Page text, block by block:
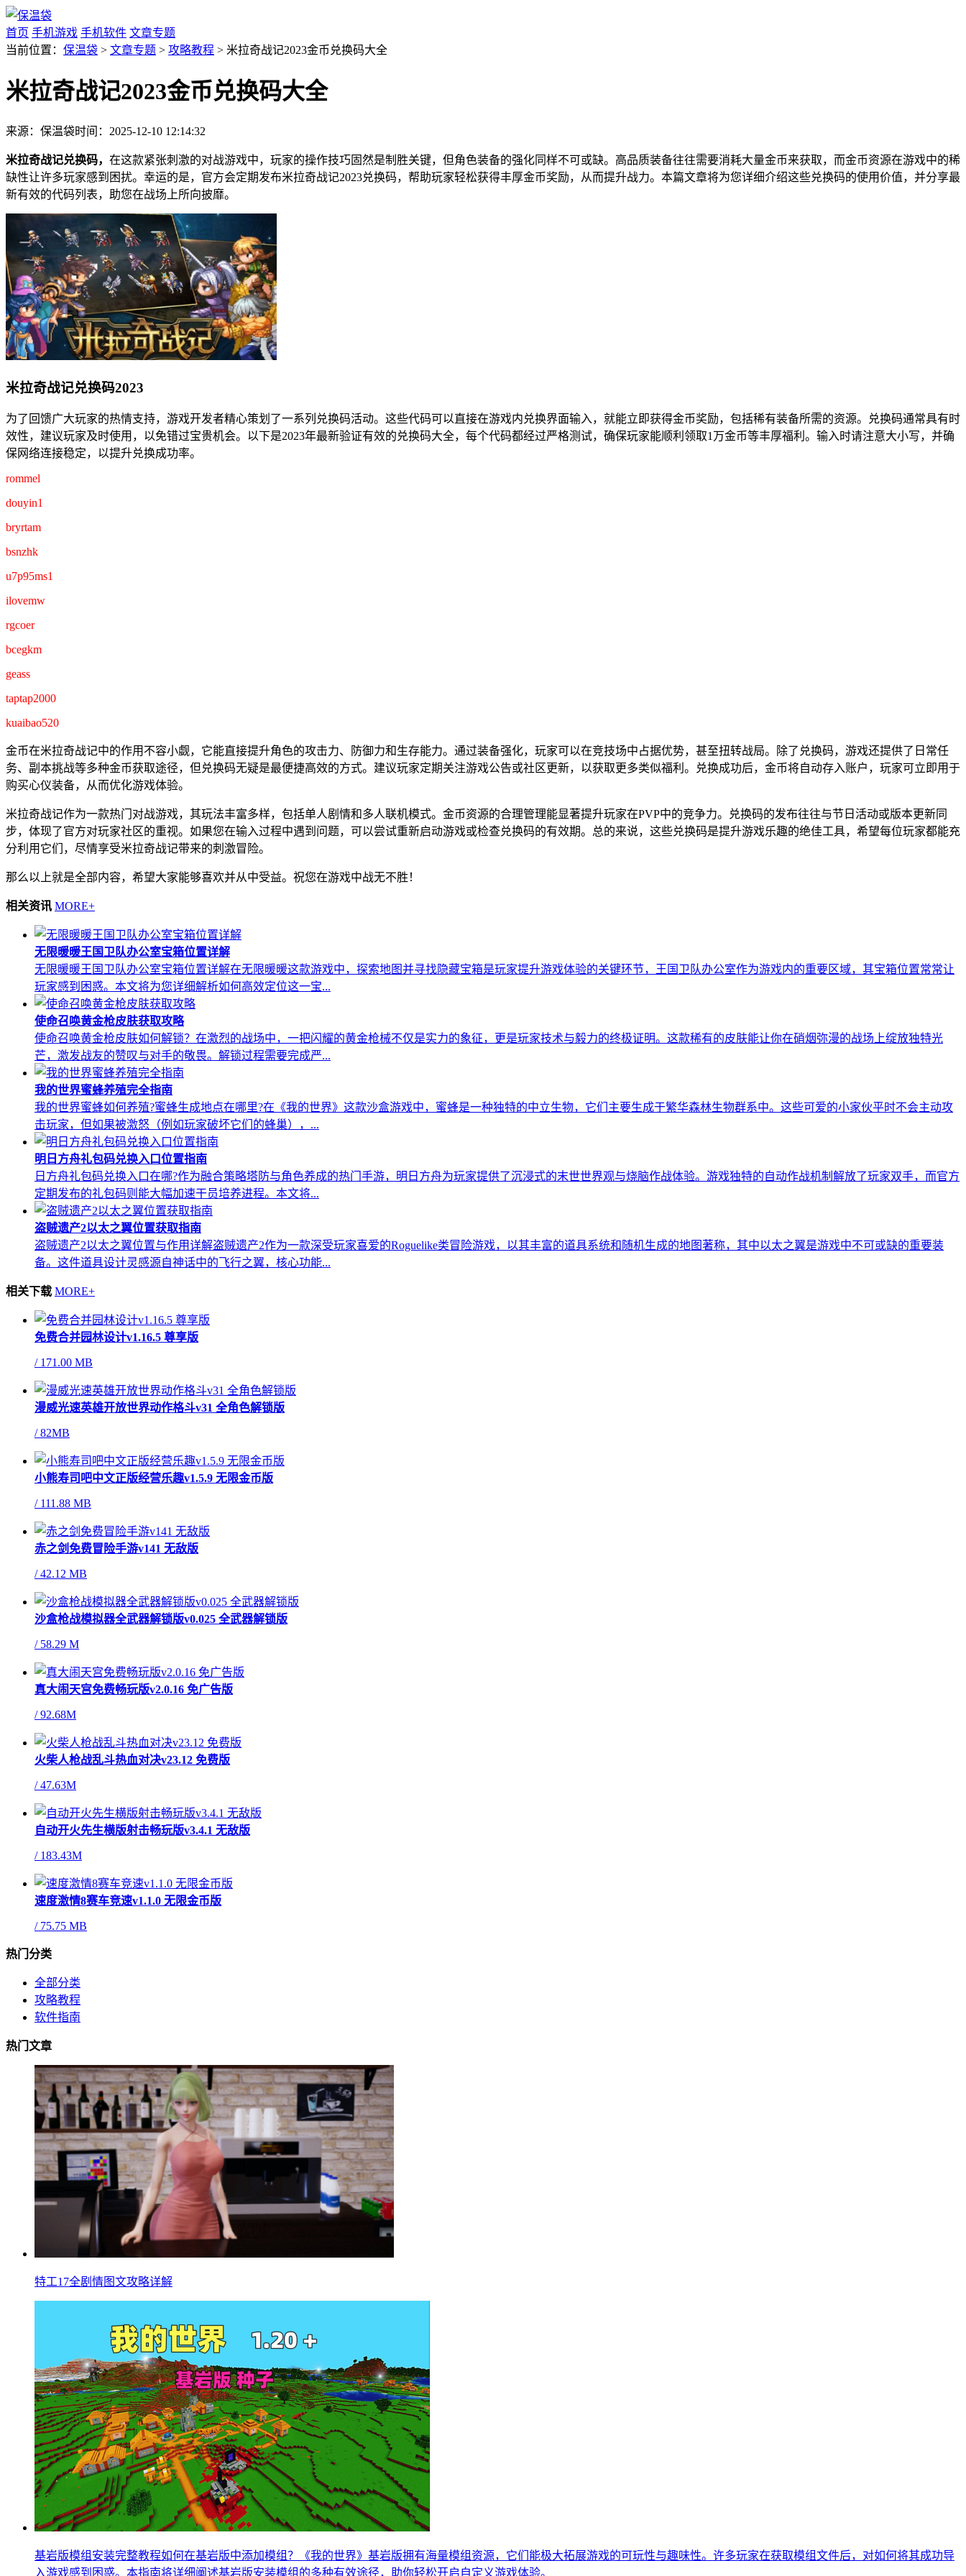
首页 手机游戏 手机软件 文章专题
当前位置： 保温袋 > 文章专题 > 攻略教程 > 米拉奇战记2023金币兑换码大全
米拉奇战记2023金币兑换码大全
来源：保温袋时间：2025-12-10 12:14:32
米拉奇战记兑换码， 在这款紧张刺激的对战游戏中，玩家的操作技巧固然是制胜关键，但角色装备的强化同样不可或缺。高品质装备往往需要消耗大量金币来获取，而金币资源在游戏中的稀
缺性让许多玩家感到困扰。幸运的是，官方会定期发布米拉奇战记2023兑换码，帮助玩家轻松获得丰厚金币奖励，从而提升战力。本篇文章将为您详细介绍这些兑换码的使用价值，并分享最
新有效的代码列表，助您在战场上所向披靡。
米拉奇战记兑换码2023
为了回馈广大玩家的热情支持，游戏开发者精心策划了一系列兑换码活动。这些代码可以直接在游戏内兑换界面输入，就能立即获得金币奖励，包括稀有装备所需的资源。兑换码通常具有时
效性，建议玩家及时使用，以免错过宝贵机会。以下是2023年最新验证有效的兑换码大全，每个代码都经过严格测试，确保玩家能顺利领取1万金币等丰厚福利。输入时请注意大小写，并确
保网络连接稳定，以提升兑换成功率。
rommel
douyin1
bryrtam
bsnzhk
u7p95ms1
ilovemw
rgcoer
bcegkm
geass
taptap2000
kuaibao520
金币在米拉奇战记中的作用不容小觑，它能直接提升角色的攻击力、防御力和生存能力。通过装备强化，玩家可以在竞技场中占据优势，甚至扭转战局。除了兑换码，游戏还提供了日常任
务、副本挑战等多种金币获取途径，但兑换码无疑是最便捷高效的方式。建议玩家定期关注游戏公告或社区更新，以获取更多类似福利。兑换成功后，金币将自动存入账户，玩家可立即用于
购买心仪装备，从而优化游戏体验。
米拉奇战记作为一款热门对战游戏，其玩法丰富多样，包括单人剧情和多人联机模式。金币资源的合理管理能显著提升玩家在PVP中的竞争力。兑换码的发布往往与节日活动或版本更新同
步，体现了官方对玩家社区的重视。如果您在输入过程中遇到问题，可以尝试重新启动游戏或检查兑换码的有效期。总的来说，这些兑换码是提升游戏乐趣的绝佳工具，希望每位玩家都能充
分利用它们，尽情享受米拉奇战记带来的刺激冒险。
那么以上就是全部内容，希望大家能够喜欢并从中受益。祝您在游戏中战无不胜！
相关资讯 MORE+
无限暖暖王国卫队办公室宝箱位置详解
无限暖暖王国卫队办公室宝箱位置详解在无限暖暖这款游戏中，探索地图并寻找隐藏宝箱是玩家提升游戏体验的关键环节，王国卫队办公室作为游戏内的重要区域，其宝箱位置常常让
玩家感到困惑。本文将为您详细解析如何高效定位这一宝...
使命召唤黄金枪皮肤获取攻略
使命召唤黄金枪皮肤如何解锁？在激烈的战场中，一把闪耀的黄金枪械不仅是实力的象征，更是玩家技术与毅力的终极证明。这款稀有的皮肤能让你在硝烟弥漫的战场上绽放独特光
芒，激发战友的赞叹与对手的敬畏。解锁过程需要完成严...
我的世界蜜蜂养殖完全指南
我的世界蜜蜂如何养殖?蜜蜂生成地点在哪里?在《我的世界》这款沙盒游戏中，蜜蜂是一种独特的中立生物，它们主要生成于繁华森林生物群系中。这些可爱的小家伙平时不会主动攻
击玩家，但如果被激怒（例如玩家破坏它们的蜂巢），...
明日方舟礼包码兑换入口位置指南
日方舟礼包码兑换入口在哪?作为融合策略塔防与角色养成的热门手游，明日方舟为玩家提供了沉浸式的末世世界观与烧脑作战体验。游戏独特的自动作战机制解放了玩家双手，而官方
定期发布的礼包码则能大幅加速干员培养进程。本文将...
盗贼遗产2以太之翼位置获取指南
盗贼遗产2以太之翼位置与作用详解盗贼遗产2作为一款深受玩家喜爱的Roguelike类冒险游戏，以其丰富的道具系统和随机生成的地图著称，其中以太之翼是游戏中不可或缺的重要装
备。这件道具设计灵感源自神话中的飞行之翼，核心功能...
相关下载 MORE+
免费合并园林设计v1.16.5 尊享版
/171.00 MB
漫威光速英雄开放世界动作格斗v31 全角色解锁版
/82MB
小熊寿司吧中文正版经营乐趣v1.5.9 无限金币版
/111.88 MB
赤之剑免费冒险手游v141 无敌版
/42.12 MB
沙盒枪战模拟器全武器解锁版v0.025 全武器解锁版
/58.29 M
真大闹天宫免费畅玩版v2.0.16 免广告版
/92.68M
火柴人枪战乱斗热血对决v23.12 免费版
/47.63M
自动开火先生横版射击畅玩版v3.4.1 无敌版
/183.43M
速度激情8赛车竞速v1.1.0 无限金币版
/75.75 MB
热门分类
全部分类
攻略教程
软件指南
热门文章
特工17全剧情图文攻略详解
基岩版模组安装完整教程如何在基岩版中添加模组？《我的世界》基岩版拥有海量模组资源，它们能极大拓展游戏的可玩性与趣味性。许多玩家在获取模组文件后，对如何将其成功导
入游戏感到困惑。本指南将详细阐述基岩版安装模组的多种有效途径，助你轻松开启自定义游戏体验。